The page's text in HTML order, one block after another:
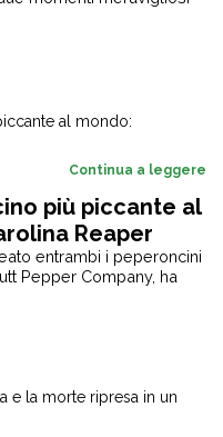
Continua a leggere
più piccante al
Reaper
entrambi i peperoncini
Pepper Company, ha